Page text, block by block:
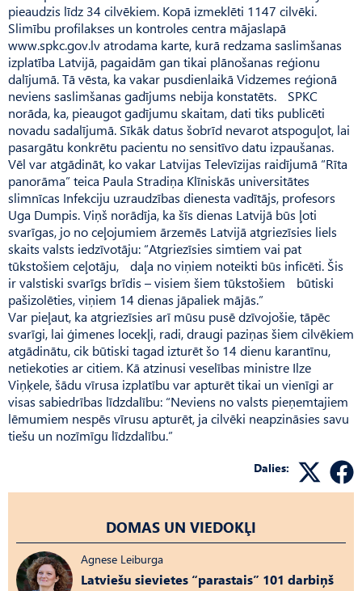
pieaudzis līdz 34 cilvēkiem. Kopā izmeklēti 1147 cilvēki.
Slimību profilakses un kontroles centra mājaslapā
www.spkc.gov.lv atrodama karte, kurā redzama saslimšanas
izplatība Latvijā, pagaidām gan tikai plānošanas reģionu
dalījumā. Tā vēsta, ka vakar pusdienlaikā Vidzemes reģionā
neviens saslimšanas gadījums nebija konstatēts. SPKC
norāda, ka, pieaugot gadījumu skaitam, dati tiks publicēti
novadu sadalījumā. Sīkāk datus šobrīd nevarot atspoguļot, lai
pasargātu konkrētu pacientu no sensitīvo datu izpaušanas.
Vēl var atgādināt, ko vakar Latvijas Televīzijas raidījumā “Rīta
panorāma” teica Paula Stradiņa Klīniskās universitātes
slimnīcas Infekciju uzraudzības dienesta vadītājs, profesors
Uga Dumpis. Viņš norādīja, ka šīs dienas Latvijā būs ļoti
svarīgas, jo no ceļojumiem ārzemēs Latvijā atgriezīsies liels
skaits valsts iedzīvotāju: “Atgriezīsies simtiem vai pat
tūkstošiem ceļotāju, daļa no viņiem noteikti būs inficēti. Šis
ir valstiski svarīgs brīdis – visiem šiem tūkstošiem būtiski
pašizolēties, viņiem 14 dienas jāpaliek mājās.”
Var pieļaut, ka atgriezīsies arī mūsu pusē dzīvojošie, tāpēc
svarīgi, lai ģimenes locekļi, radi, draugi paziņas šiem cilvēkiem
atgādinātu, cik būtiski tagad izturēt šo 14 dienu karantīnu,
netiekoties ar citiem. Kā atzinusi veselības ministre Ilze
Viņķele, šādu vīrusa izplatību var apturēt tikai un vienīgi ar
visas sabiedrības līdzdalību: “Neviens no valsts pieņemtajiem
lēmumiem nespēs vīrusu apturēt, ja cilvēki neapzināsies savu
tiešu un nozīmīgu līdzdalību.”
Dalies:
DOMAS UN VIEDOKĻI
Agnese Leiburga
Latviešu sievietes “parastais” 101 darbiņš